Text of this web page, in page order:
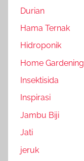
Durian
Hama Ternak
Hidroponik
Home Gardening
Insektisida
Inspirasi
Jambu Biji
Jati
jeruk